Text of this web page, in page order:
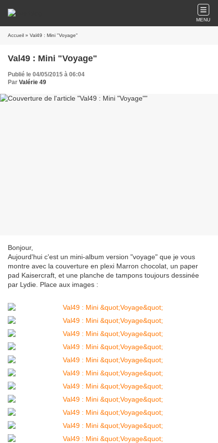
MENU
Accueil » Val49 : Mini "Voyage"
Val49 : Mini "Voyage"
Publié le 04/05/2015 à 06:04
Par Valérie 49
Bonjour,
Aujourd'hui c'est un mini-album version "voyage" que je vous
montre avec la couverture en plexi Marron chocolat, un paper
pad Kaisercraft, et une planche de tampons toujours dessinée
par Lydie. Place aux images :